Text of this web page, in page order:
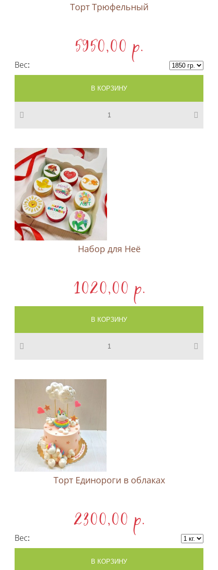
Торт Трюфельный
5950,00 p.
Вес
Набор для Неё
1020,00 p.
Торт Единороги в облаках
2300,00 p.
Вес